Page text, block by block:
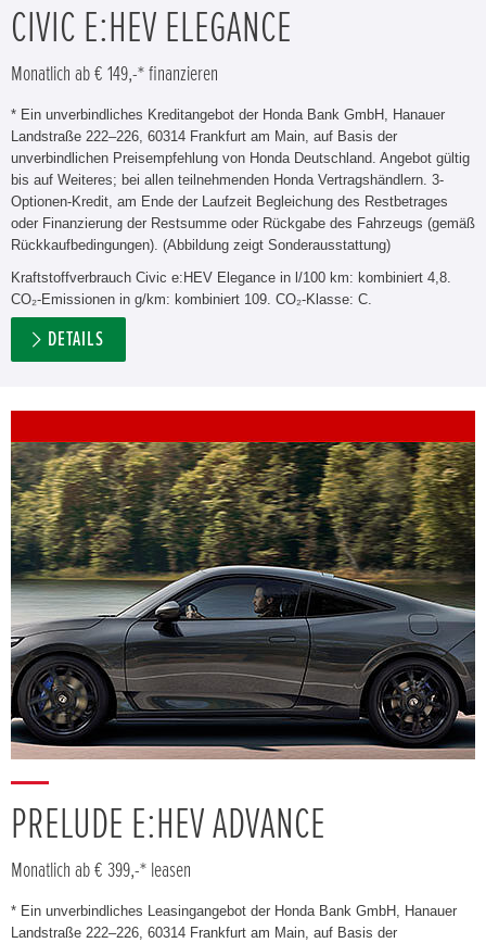
CIVIC E:HEV ELEGANCE
Monatlich ab € 149,-* finanzieren
* Ein unverbindliches Kreditangebot der Honda Bank GmbH, Hanauer
Landstraße 222–226, 60314 Frankfurt am Main, auf Basis der
unverbindlichen Preisempfehlung von Honda Deutschland. Angebot gültig
bis auf Weiteres; bei allen teilnehmenden Honda Vertragshändlern. 3-
Optionen-Kredit, am Ende der Laufzeit Begleichung des Restbetrages
oder Finanzierung der Restsumme oder Rückgabe des Fahrzeugs (gemäß
Rückkaufbedingungen). (Abbildung zeigt Sonderausstattung)
Kraftstoffverbrauch Civic e:HEV Elegance in l/100 km: kombiniert 4,8.
CO₂-Emissionen in g/km: kombiniert 109. CO₂-Klasse: C.
DETAILS
PRELUDE E:HEV ADVANCE
Monatlich ab € 399,-* leasen
* Ein unverbindliches Leasingangebot der Honda Bank GmbH, Hanauer
Landstraße 222–226, 60314 Frankfurt am Main, auf Basis der